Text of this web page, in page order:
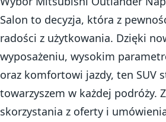
Salon to decyzja, która z
radości z użytkowania. Dzięki
wyposażeniu, wysokim
oraz komfortowi jazdy, ten SUV
towarzyszem w każdej podróży.
skorzystania z oferty i